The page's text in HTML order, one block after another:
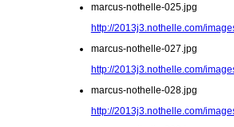
marcus-nothelle-025.jpg
http://2013j3.nothelle.com/
marcus-nothelle-027.jpg
http://2013j3.nothelle.com/
marcus-nothelle-028.jpg
http://2013j3.nothelle.com/